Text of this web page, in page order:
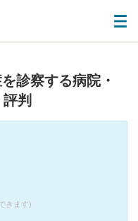
診察する病院・
判
きます)